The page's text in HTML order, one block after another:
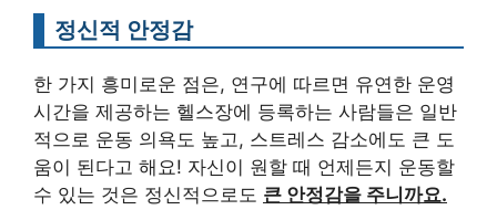
정신적 안정감
한 가지 흥미로운 점은, 연구에 따르면 유연한 운영
시간을 제공하는 헬스장에 등록하는 사람들은 일반
적으로 운동 의욕도 높고, 스트레스 감소에도 큰 도
움이 된다고 해요! 자신이 원할 때 언제든지 운동할
수 있는 것은 정신적으로도 큰 안정감을 주니까요.